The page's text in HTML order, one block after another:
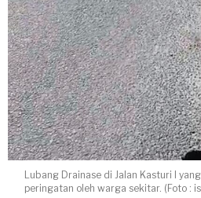
Lubang Drainase di Jalan Kasturi I
peringatan oleh warga sekitar. (Foto :